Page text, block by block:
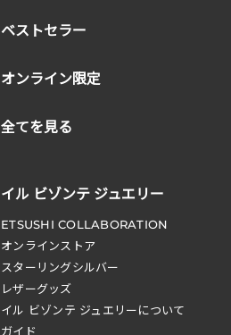
ベストセラー
オンライン限定
全てを見る
イル ビゾンテ ジュエリー
ETSUSHI COLLABORATION
オンラインストア
スターリングシルバー
レザーグッズ
イル ビゾンテ ジュエリーについて
ガイド